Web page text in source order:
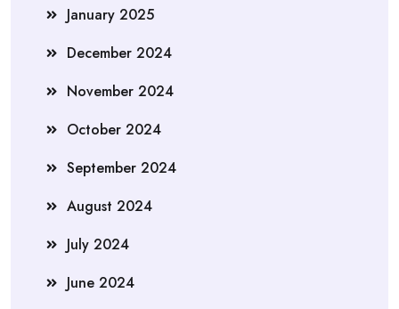
January 2025
December 2024
November 2024
October 2024
September 2024
August 2024
July 2024
June 2024